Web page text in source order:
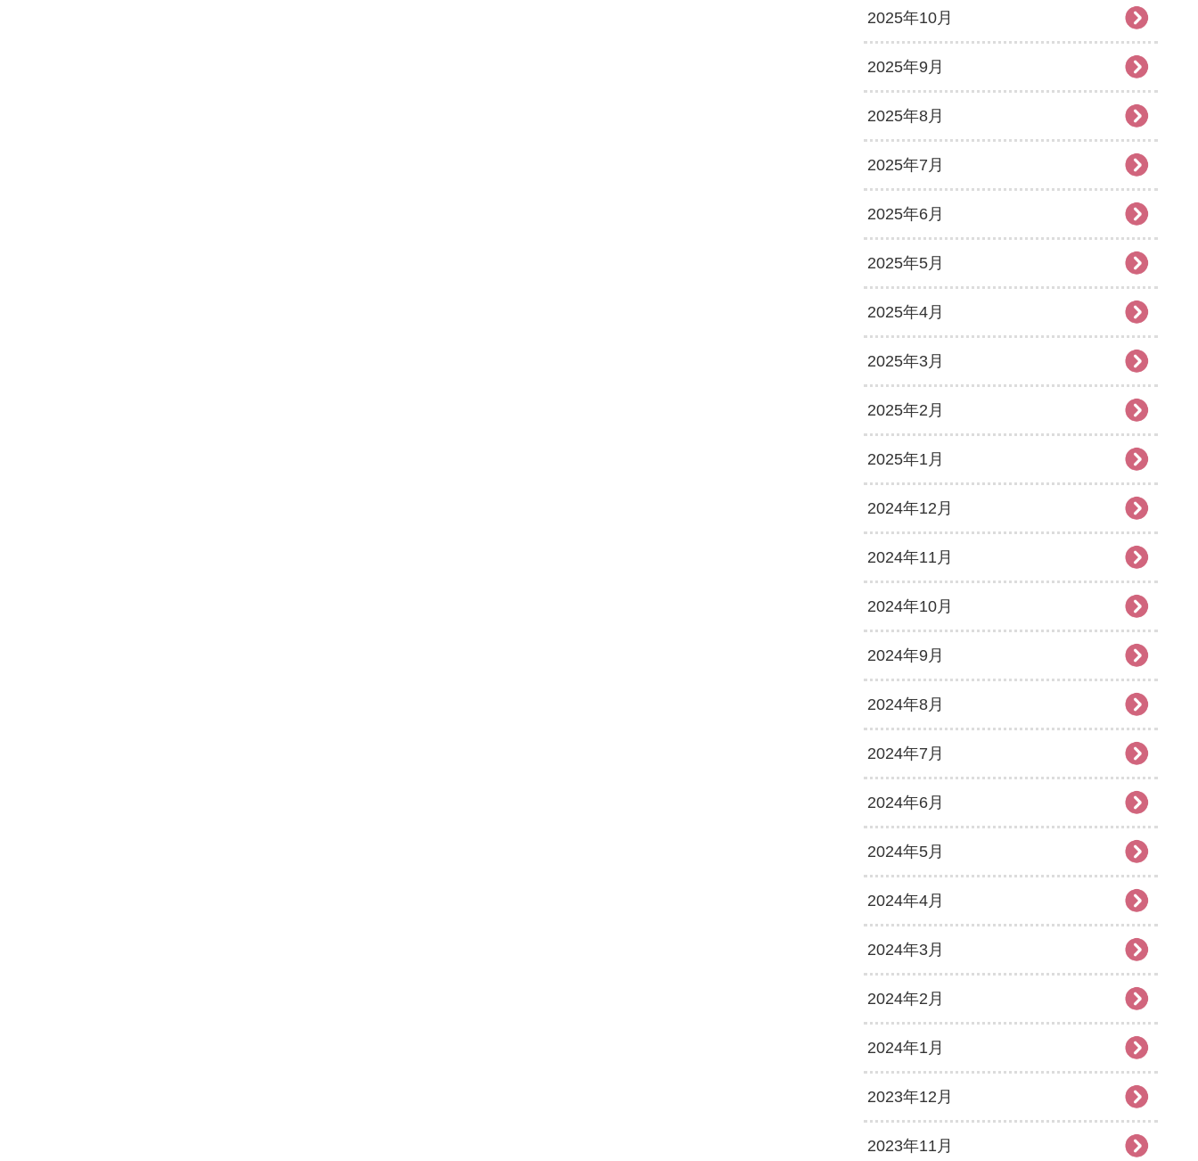
2025年10月
2025年9月
2025年8月
2025年7月
2025年6月
2025年5月
2025年4月
2025年3月
2025年2月
2025年1月
2024年12月
2024年11月
2024年10月
2024年9月
2024年8月
2024年7月
2024年6月
2024年5月
2024年4月
2024年3月
2024年2月
2024年1月
2023年12月
2023年11月